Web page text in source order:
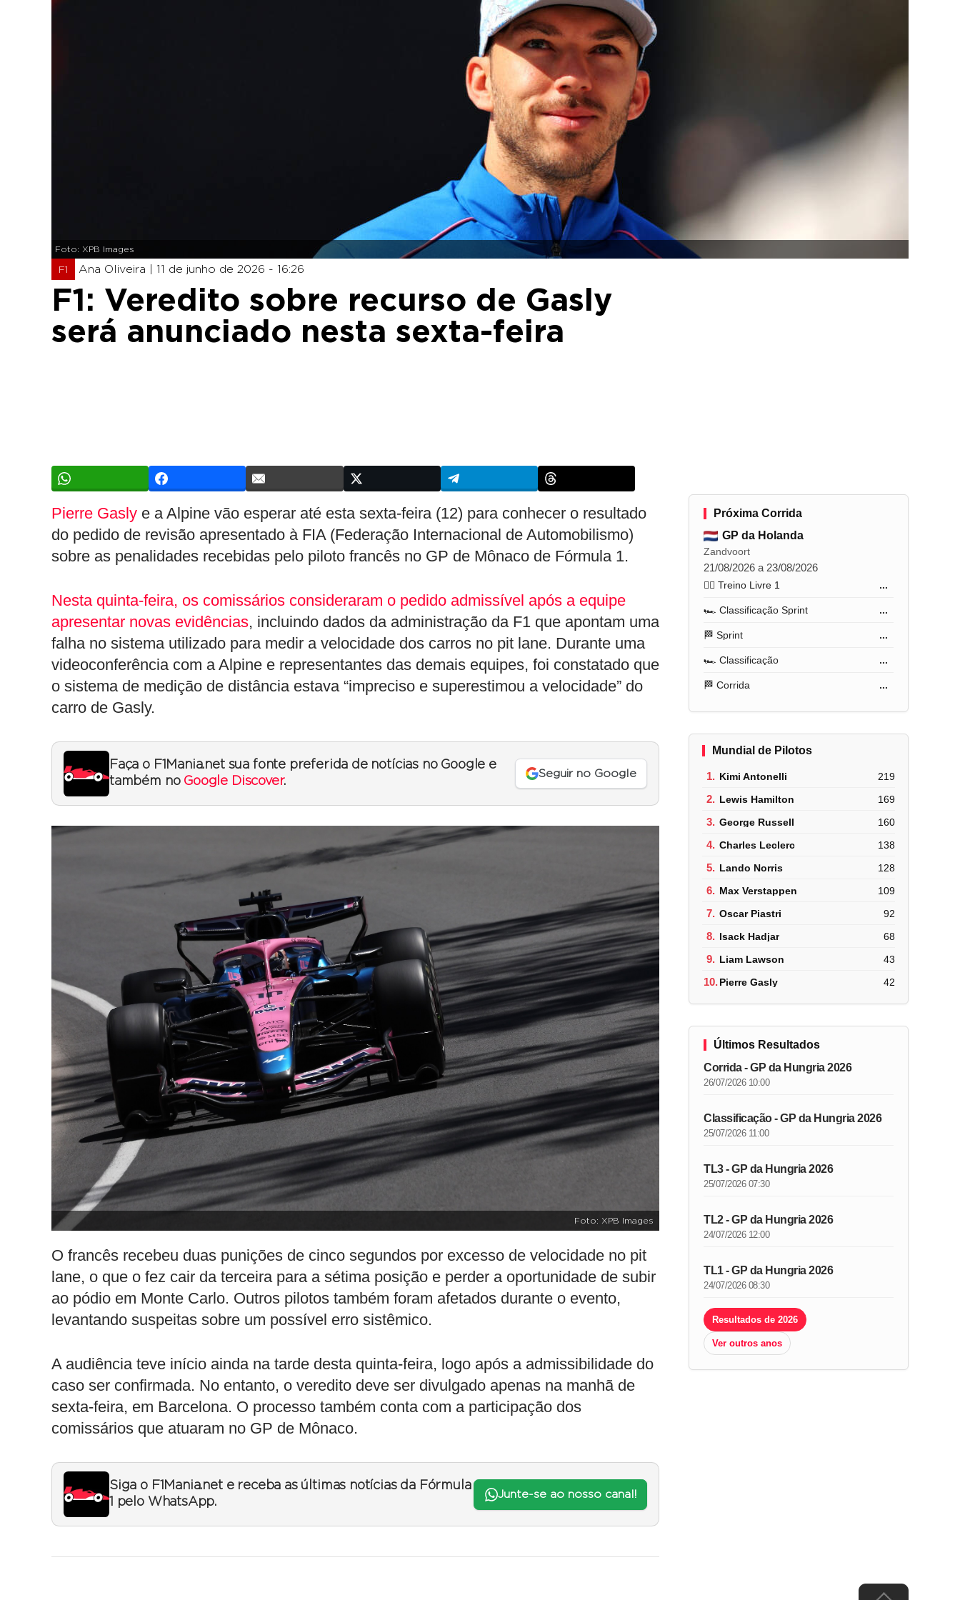
Foto: XPB Images
F1 Ana Oliveira | 11 de junho de 2026 - 16:26
F1: Veredito sobre recurso de Gasly
será anunciado nesta sexta-feira
Pierre Gasly e a Alpine vão esperar até esta sexta-feira (12) para conhecer o resultado
do pedido de revisão apresentado à FIA (Federação Internacional de Automobilismo)
sobre as penalidades recebidas pelo piloto francês no GP de Mônaco de Fórmula 1.
Nesta quinta-feira, os comissários consideraram o pedido admissível após a equipe
apresentar novas evidências, incluindo dados da administração da F1 que apontam uma
falha no sistema utilizado para medir a velocidade dos carros no pit lane. Durante uma
videoconferência com a Alpine e representantes das demais equipes, foi constatado que
o sistema de medição de distância estava “impreciso e superestimou a velocidade” do
carro de Gasly.
Faça o F1Mania.net sua fonte preferida de notícias no Google e
também no Google Discover.
Seguir no Google
Foto: XPB Images
O francês recebeu duas punições de cinco segundos por excesso de velocidade no pit
lane, o que o fez cair da terceira para a sétima posição e perder a oportunidade de subir
ao pódio em Monte Carlo. Outros pilotos também foram afetados durante o evento,
levantando suspeitas sobre um possível erro sistêmico.
A audiência teve início ainda na tarde desta quinta-feira, logo após a admissibilidade do
caso ser confirmada. No entanto, o veredito deve ser divulgado apenas na manhã de
sexta-feira, em Barcelona. O processo também conta com a participação dos
comissários que atuaram no GP de Mônaco.
Siga o F1Mania.net e receba as últimas notícias da Fórmula
1 pelo WhatsApp.
Junte-se ao nosso canal!
Próxima Corrida
GP da Holanda
Zandvoort
21/08/2026 a 23/08/2026
🏋️‍♂️ Treino Livre 1 ...
🏎️ Classificação Sprint ...
🏁 Sprint ...
🏎️ Classificação ...
🏁 Corrida ...
Mundial de Pilotos
1. Kimi Antonelli 219
2. Lewis Hamilton 169
3. George Russell 160
4. Charles Leclerc 138
5. Lando Norris 128
6. Max Verstappen 109
7. Oscar Piastri 92
8. Isack Hadjar 68
9. Liam Lawson 43
10.Pierre Gasly 42
Últimos Resultados
Corrida - GP da Hungria 2026
26/07/2026 10:00
Classificação - GP da Hungria 2026
25/07/2026 11:00
TL3 - GP da Hungria 2026
25/07/2026 07:30
TL2 - GP da Hungria 2026
24/07/2026 12:00
TL1 - GP da Hungria 2026
24/07/2026 08:30
Resultados de 2026
Ver outros anos